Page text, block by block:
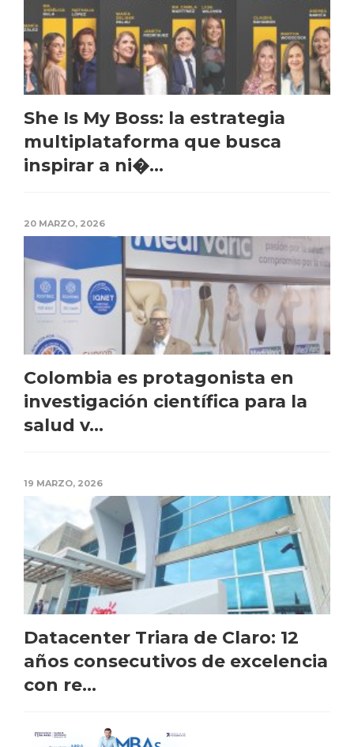
She Is My Boss: la estrategia
multiplataforma que busca
inspirar a ni�...
20 MARZO, 2026
Colombia es protagonista en
investigación científica para la
salud v...
19 MARZO, 2026
Datacenter Triara de Claro: 12
años consecutivos de excelencia
con re...